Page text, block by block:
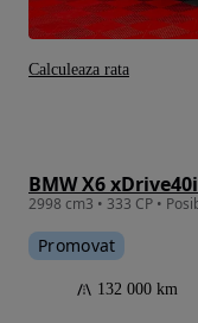
BMW X6 xDrive40i
Promovat
132 000 km
Calculeaza rata